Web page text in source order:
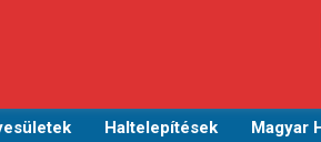
Haltelepítések Magyar